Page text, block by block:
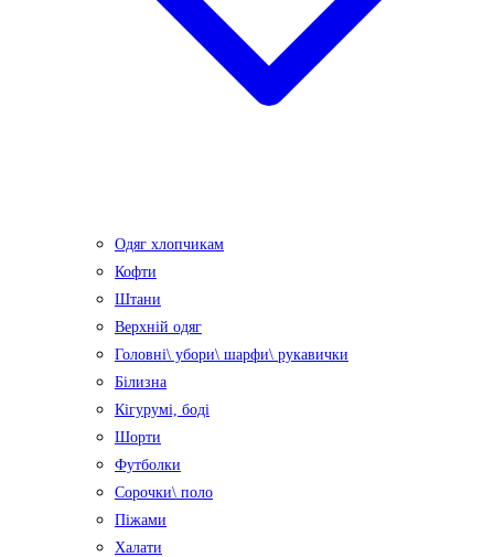
Одяг хлопчикам
Кофти
Штани
Верхній одяг
Головні\ убори\ шарфи\ рукавички
Білизна
Кігурумі, боді
Шорти
Футболки
Сорочки\ поло
Піжами
Халати